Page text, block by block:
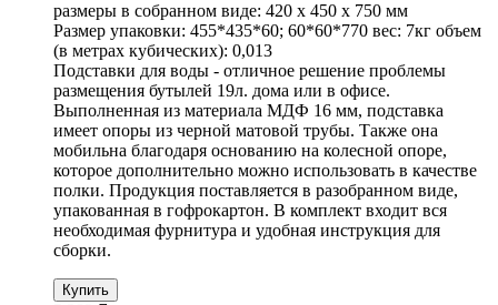
размеры в собранном виде: 420 х 450 х 750 мм
Размер упаковки: 455*435*60; 60*60*770 вес: 7кг объем
(в метрах кубических): 0,013
Подставки для воды - отличное решение проблемы
размещения бутылей 19л. дома или в офисе.
Выполненная из материала МДФ 16 мм, подставка
имеет опоры из черной матовой трубы. Также она
мобильна благодаря основанию на колесной опоре,
которое дополнительно можно использовать в качестве
полки. Продукция поставляется в разобранном виде,
упакованная в гофрокартон. В комплект входит вся
необходимая фурнитура и удобная инструкция для
сборки.
Купить